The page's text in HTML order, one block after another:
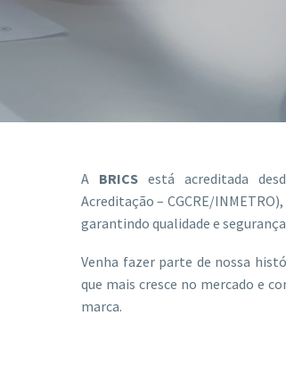
A BRICS está acreditada
Acreditação – CGCRE/
garantindo qualidade e
Venha fazer parte de nossa
que mais cresce no mercado e
marca.